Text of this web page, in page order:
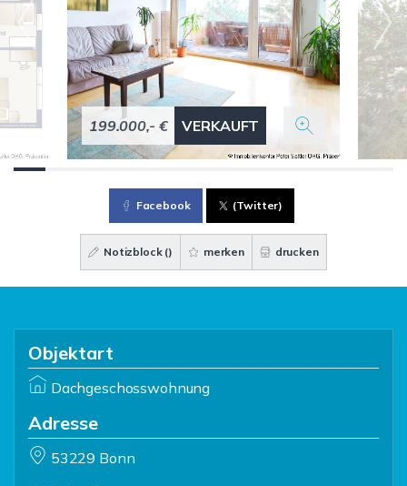
199.000,- € VERKAUFT
Facebook (Twitter)
Notizblock () merken drucken
Objektart
Dachgeschosswohnung
Adresse
53229 Bonn